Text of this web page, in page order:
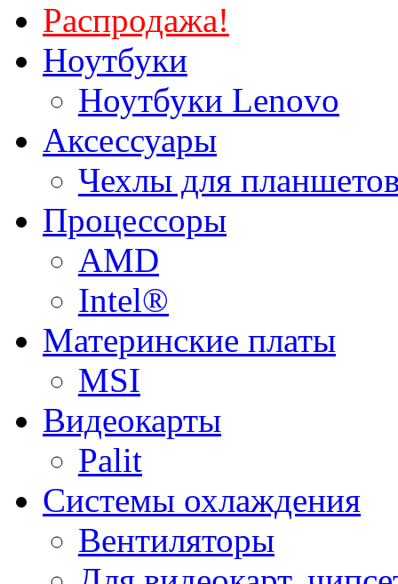
Распродажа!
Ноутбуки
Ноутбуки Lenovo
Аксессуары
Чехлы для
Процессоры
AMD
Intel®
Материнские платы
MSI
Видеокарты
Palit
Системы охлаждения
Вентиляторы